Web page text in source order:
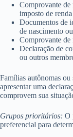
Comprovante de
imposto de
Documentos de
de nascimento
Comprovante de
Declaração de
ou outros
Famílias autônomas
apresentar uma
comprovem sua
Grupos prioritários: O
preferencial para